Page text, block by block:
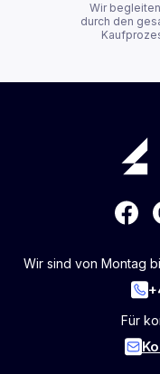
Wir
durch den
Wir sind von Montag
Für